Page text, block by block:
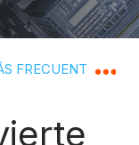
global
FRECUENTES